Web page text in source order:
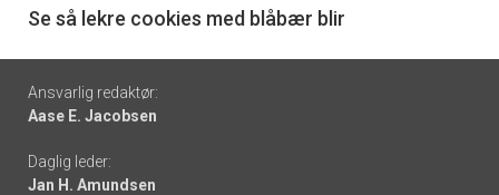
6
Se så lekre cookies med blåbær blir
Footer
-
links
Ansvarlig redaktør:
Aase E. Jacobsen
Daglig leder:
Jan H. Amundsen